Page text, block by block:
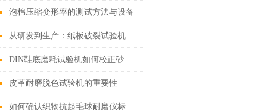
泡棉压缩变形率的测试方法与设备
从研发到生产：纸板破裂试验机在包装材料研发与质量控制中的关键角色
DIN鞋底磨耗试验机如何校正砂纸来做测试？
皮革耐磨脱色试验机的重要性
如何确认织物抗起毛球耐磨仪标准图形—Lissajous图形